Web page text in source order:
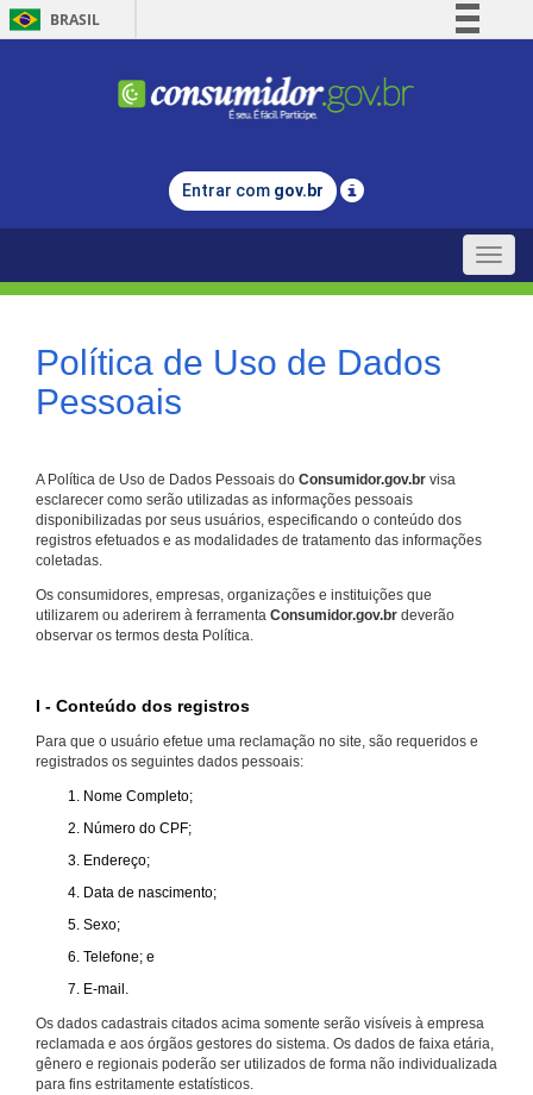
BRASIL
Comunica BR
Legislação
Entrar com gov.br
Toggle
Política de Uso de Dados
Pessoais
A Política de Uso de Dados Pessoais do Consumidor.gov.br visa
esclarecer como serão utilizadas as informações pessoais
disponibilizadas por seus usuários, especificando o conteúdo dos
registros efetuados e as modalidades de tratamento das informações
coletadas.
Os consumidores, empresas, organizações e instituições que
utilizarem ou aderirem à ferramenta Consumidor.gov.br deverão
observar os termos desta Política.
I - Conteúdo dos registros
Para que o usuário efetue uma reclamação no site, são requeridos e
registrados os seguintes dados pessoais:
Nome Completo;
Número do CPF;
Endereço;
Data de nascimento;
Sexo;
Telefone; e
E-mail.
Os dados cadastrais citados acima somente serão visíveis à empresa
reclamada e aos órgãos gestores do sistema. Os dados de faixa etária,
gênero e regionais poderão ser utilizados de forma não individualizada
para fins estritamente estatísticos.